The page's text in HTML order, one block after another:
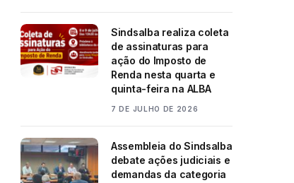
Sindsalba realiza coleta
de assinaturas para
ação do Imposto de
Renda nesta quarta e
quinta-feira na ALBA
7 DE JULHO DE 2026
Assembleia do Sindsalba
debate ações judiciais e
demandas da categoria